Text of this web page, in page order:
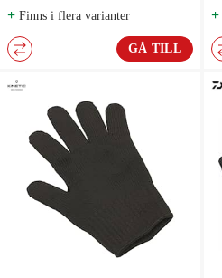
+ Finns i flera varianter
GÅ TILL
+